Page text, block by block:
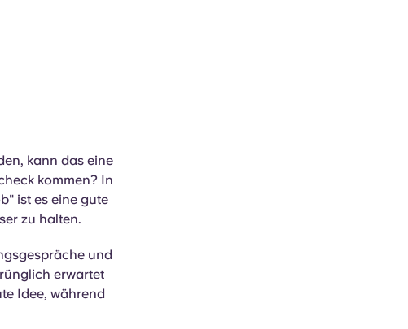
kann das eine
kommen? In
ist es eine gute
zu halten.
und
erwartet
Idee, während